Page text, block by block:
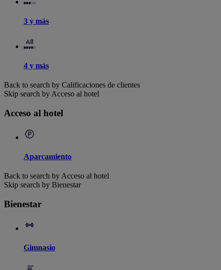
3 y más
4 y más
Back to search by Calificaciones de clientes
Skip search by Acceso al hotel
Acceso al hotel
Aparcamiento
Back to search by Acceso al hotel
Skip search by Bienestar
Bienestar
Gimnasio